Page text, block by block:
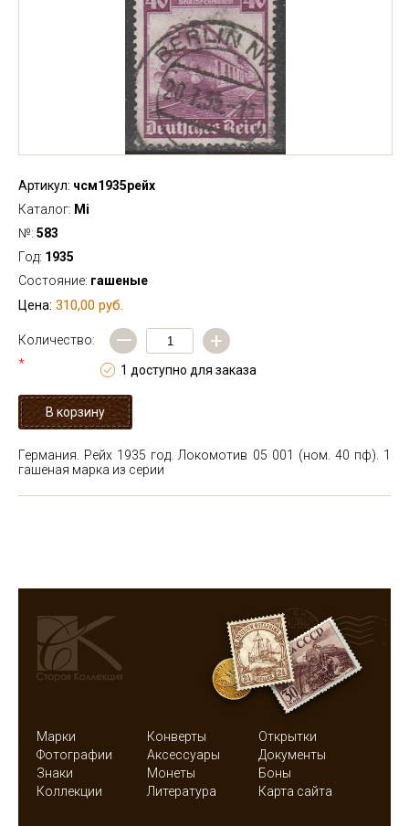
Артикул: чсм1935рейх
Каталог: Mi
№: 583
Год: 1935
Состояние: гашеные
Цена: 310,00 руб.
Количество:
*
— +
1 доступно для заказа
Германия. Рейх 1935 год. Локомотив 05 001 (ном. 40 пф). 1
гашеная марка из серии
Марки Конверты
Открытки
Фотографии
Аксессуары
Документы
Знаки
Монеты
Боны
Коллекции
Литература Карта сайта